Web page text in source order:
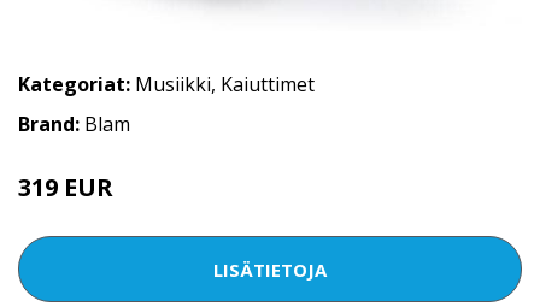
Kategoriat: Musiikki, Kaiuttimet
Brand: Blam
319 EUR
LISÄTIETOJA